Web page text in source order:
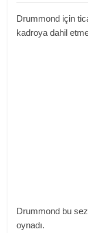
Drummond için
kadroya dahil
Drummond bu
oynadı.